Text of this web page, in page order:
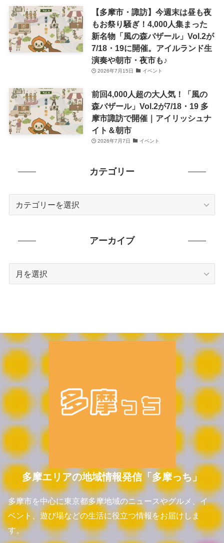
【多摩市・諏訪】今週末は昼も夜
もお祭り騒ぎ！4,000人集まった
新名物「風の森バザール」Vol.2が
7/18・19に開催。アイルランド生
演奏や朝市・夜市も♪
2026年7月15日 イベント
前回4,000人超の大人気！「風の
森バザール」Vol.2が7/18・19 多
摩市諏訪で開催｜アイリッシュナ
イト＆朝市
2026年7月7日 イベント
カテゴリー
アーカイブ
多摩エリアの地域情報発信「多摩っち」
多摩市を中心に東京都多摩地域のニュースやグルメ、イ
ベント、遊び場などの生活に役立つ情報をお届けしま
す。